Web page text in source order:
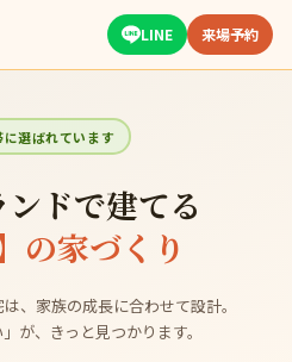
LINE 来場予約
に選ばれています
ドで建てる
の家づくり
、家族の成長に合わせて設計。
が、きっと見つかります。